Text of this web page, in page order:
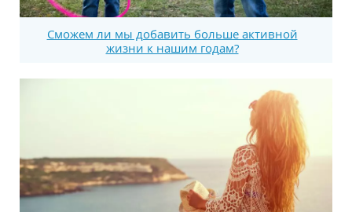
Сможем ли мы добавить больше активной
жизни к нашим годам?